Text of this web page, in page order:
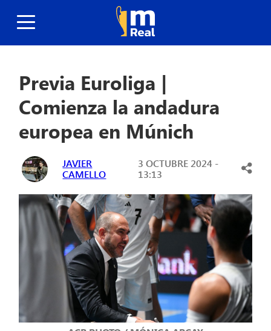
Previa Euroliga |
Comienza la andadura
europea en Múnich
JAVIER
CAMELLO
3 OCTUBRE 2024 -
13:13